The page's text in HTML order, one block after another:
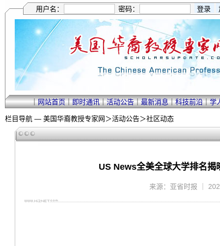
用户名： 密码：
｜网站首页｜即时通讯｜活动公告｜最新消息｜科技前沿｜学
栏目导航 — 美国华裔教授专家网＞活动公告＞社区动态
US News全美全球大学排名
来源：亚省时报 ｜